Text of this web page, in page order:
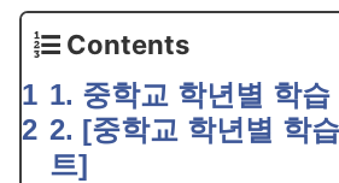
Contents
1. 중학교 학년별 학
2. [중학교 학년별 학
트]